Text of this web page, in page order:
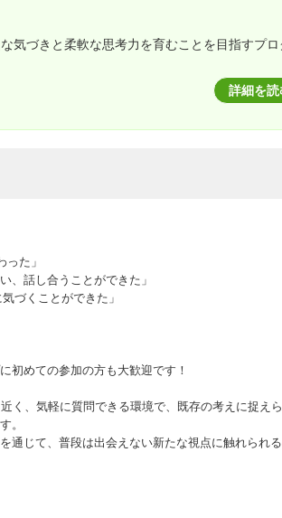
気づきと柔軟な思考力を育むことを目指すプロ
詳細を読
った」
、話し合うことができた」
づくことができた」
初めての参加の方も大歓迎です！
く、気軽に質問できる環境で、既存の考えに捉え
。
通じて、普段は出会えない新たな視点に触れられ